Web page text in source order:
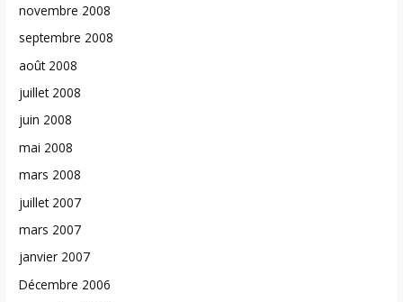
novembre 2008
septembre 2008
août 2008
juillet 2008
juin 2008
mai 2008
mars 2008
juillet 2007
mars 2007
janvier 2007
Décembre 2006